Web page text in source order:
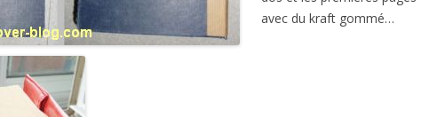
avec du kraft gommé…